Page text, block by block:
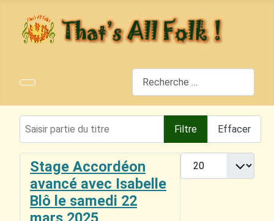
Filtre Effacer
Afficher #
Stage Accordéon
avancé avec Isabelle
Blô le samedi 22